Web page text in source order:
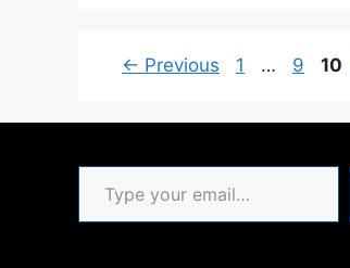
← Previous Page
1 … Page
9 10
Type your email…